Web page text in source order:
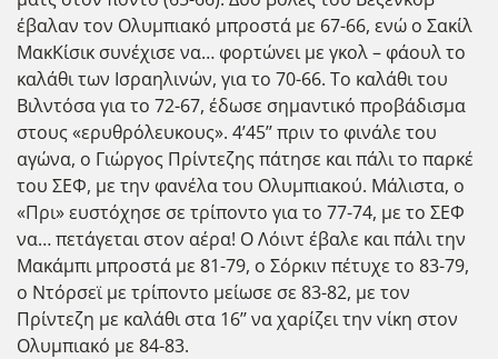
έβαλαν τον Ολυμπιακό μπροστά με 67-66, ενώ ο Σακίλ
ΜακΚίσικ συνέχισε να… φορτώνει με γκολ – φάουλ το
καλάθι των Ισραηλινών, για το 70-66. Το καλάθι του
Βιλντόσα για το 72-67, έδωσε σημαντικό προβάδισμα
στους «ερυθρόλευκους». 4’45’’ πριν το φινάλε του
αγώνα, ο Γιώργος Πρίντεζης πάτησε και πάλι το παρκέ
του ΣΕΦ, με την φανέλα του Ολυμπιακού. Μάλιστα, ο
«Πρι» ευστόχησε σε τρίποντο για το 77-74, με το ΣΕΦ
να… πετάγεται στον αέρα! Ο Λόιντ έβαλε και πάλι την
Μακάμπι μπροστά με 81-79, ο Σόρκιν πέτυχε το 83-79,
ο Ντόρσεϊ με τρίποντο μείωσε σε 83-82, με τον
Πρίντεζη με καλάθι στα 16’’ να χαρίζει την νίκη στον
Ολυμπιακό με 84-83.